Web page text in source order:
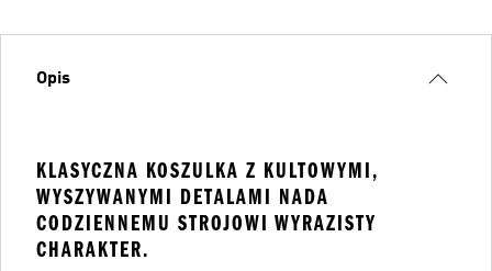
Opis
KLASYCZNA KOSZULKA Z KULTOWYMI,
WYSZYWANYMI DETALAMI NADA
CODZIENNEMU STROJOWI WYRAZISTY
CHARAKTER.